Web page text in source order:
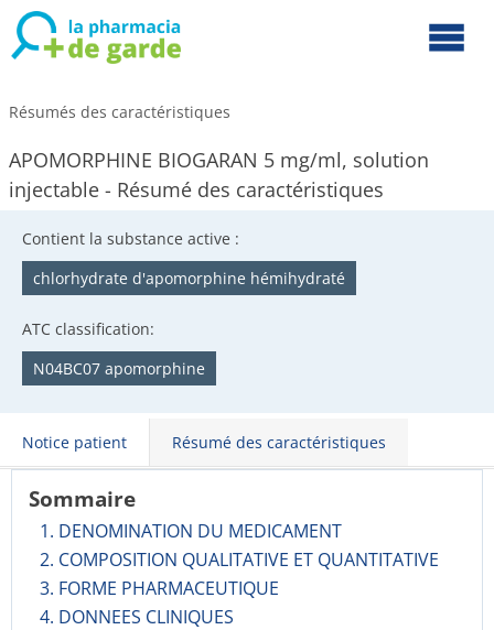
Résumés des caractéristiques
APOMORPHINE BIOGARAN 5 mg/ml, solution
injectable - Résumé des caractéristiques
Contient la substance active :
chlorhydrate d'apomorphine hémihydraté
ATC classification:
N04BC07 apomorphine
Notice patient Résumé des caractéristiques
Sommaire
1. DENOMINATION DU MEDICAMENT
2. COMPOSITION QUALITATIVE ET QUANTITATIVE
3. FORME PHARMACEUTIQUE
4. DONNEES CLINIQUES